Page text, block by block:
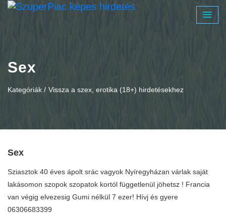
Sex
Kategóriák / Vissza a szex, erotika (18+) hirdetésekhez
Sex
Sziasztok 40 éves ápolt srác vagyok Nyíregyházan várlak saját
lakásomon szopok szopatok kortól függetlenül jöhetsz ! Francia
van végig elvezesig Gumi nélkül 7 ezer! Hívj és gyere
06306683399